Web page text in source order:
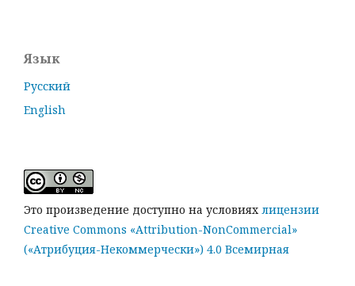
Язык
Русский
English
Это произведение доступно на условиях лицензии
Creative Commons «Attribution-NonCommercial»
(«Атрибуция-Некоммерчески») 4.0 Всемирная